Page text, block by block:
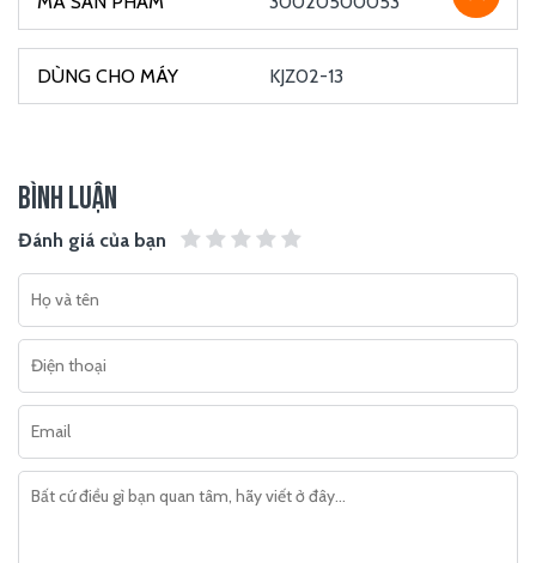
KJZ02-13
BÌNH LUẬN
Đánh giá của bạn